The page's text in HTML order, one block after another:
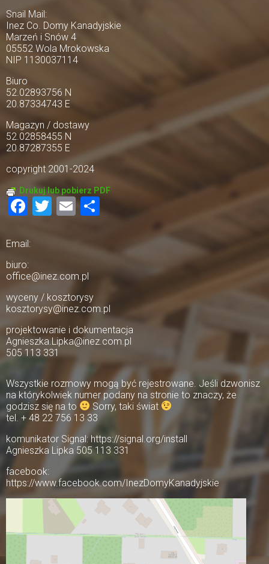
Snail Mail:
Inez Co. Domy Kanadyjskie
Marzeń i Snów 4
05552 Wola Mrokowska
NIP 1130037114
Biuro
52.02893756 N
20.87334743 E
Magazyn / dostawy
52.02858455 N
20.87287355 E
copyright 2001-2024
Drukuj lub pobierz PDF
Facebook
Twitter
Email
Share
Email:
biuro:
office@inez.com.pl
wyceny / kosztorysy
kosztorysy@inez.com.pl
projektowanie i dokumentacja
Agnieszka.Lipka@inez.com.pl
505 113 331
Wszystkie rozmowy mogą być rejestrowane. Jeśli dzwonisz
na którykolwiek numer podany na stronie to znaczy, że
godzisz się na to
Sorry, taki świat
tel. + 48 22 756 13 33
komunikator Signal: https://signal.org/install
Agnieszka Lipka 505 113 331
facebook:
https://www.facebook.com/InezDomyKanadyjskie